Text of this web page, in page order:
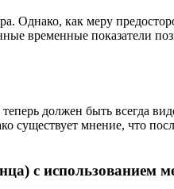
Однако, как меру
временные показатели
должен быть всегда
существует мнение, что
с использованием